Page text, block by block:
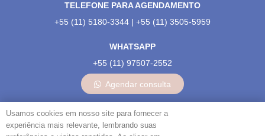
TELEFONE PARA AGENDAMENTO
+55 (11) 5180-3344 | +55 (11) 3505-5959
WHATSAPP
+55 (11) 97507-2552
Agendar consulta
NOSSAS REDES:
Usamos cookies em nosso site para fornecer a
experiência mais relevante, lembrando suas